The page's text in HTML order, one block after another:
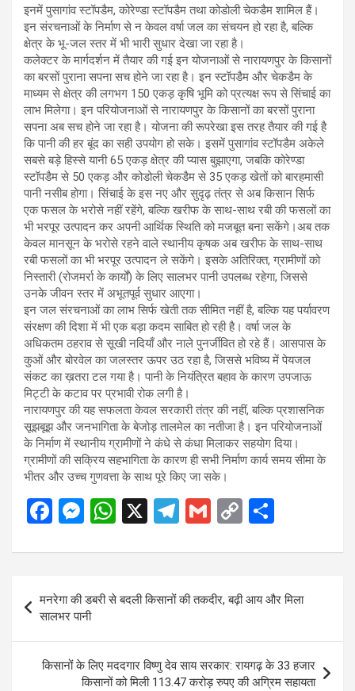
इनमें पुसागांव स्टॉपडैम, कोरेण्डा स्टॉपडैम तथा कोडोली चेकडैम शामिल हैं।
इन संरचनाओं के निर्माण से न केवल वर्षा जल का संचयन हो रहा है, बल्कि
क्षेत्र के भू-जल स्तर में भी भारी सुधार देखा जा रहा है।
कलेक्टर के मार्गदर्शन में तैयार की गई इन योजनाओं से नारायणपुर के किसानों
का बरसों पुराना सपना सच होने जा रहा है। इन स्टॉपडैम और चेकडैम के
माध्यम से क्षेत्र की लगभग 150 एकड़ कृषि भूमि को प्रत्यक्ष रूप से सिंचाई का
लाभ मिलेगा। इन परियोजनाओं से नारायणपुर के किसानों का बरसों पुराना
सपना अब सच होने जा रहा है। ​योजना की रूपरेखा इस तरह तैयार की गई है
कि पानी की हर बूंद का सही उपयोग हो सके। इसमें पुसागांव स्टॉपडैम अकेले
सबसे बड़े हिस्से यानी 65 एकड़ क्षेत्र की प्यास बुझाएगा, जबकि कोरेण्डा
स्टॉपडैम से 50 एकड़ और कोडोली चेकडैम से 35 एकड़ खेतों को बारहमासी
पानी नसीब होगा। सिंचाई के इस नए और सुदृढ़ तंत्र से अब किसान सिर्फ
एक फसल के भरोसे नहीं रहेंगे, बल्कि खरीफ के साथ-साथ रबी की फसलों का
भी भरपूर उत्पादन कर अपनी आर्थिक स्थिति को मजबूत बना सकेंगे।अब तक
केवल मानसून के भरोसे रहने वाले स्थानीय कृषक अब खरीफ के साथ-साथ
रबी फसलों का भी भरपूर उत्पादन ले सकेंगे। इसके अतिरिक्त, ग्रामीणों को
निस्तारी (रोजमर्रा के कार्यों) के लिए सालभर पानी उपलब्ध रहेगा, जिससे
उनके जीवन स्तर में अभूतपूर्व सुधार आएगा।
​इन जल संरचनाओं का लाभ सिर्फ खेती तक सीमित नहीं है, बल्कि यह पर्यावरण
संरक्षण की दिशा में भी एक बड़ा कदम साबित हो रही है। वर्षा जल के
अधिकतम ठहराव से सूखी नदियाँ और नाले पुनर्जीवित हो रहे हैं। आसपास के
कुओं और बोरवेल का जलस्तर ऊपर उठ रहा है, जिससे भविष्य में पेयजल
संकट का ख़तरा टल गया है। पानी के नियंत्रित बहाव के कारण उपजाऊ
मिट्टी के कटाव पर प्रभावी रोक लगी है।
​नारायणपुर की यह सफलता केवल सरकारी तंत्र की नहीं, बल्कि प्रशासनिक
सूझबूझ और जनभागिता के बेजोड़ तालमेल का नतीजा है। ​इन परियोजनाओं
के निर्माण में स्थानीय ग्रामीणों ने कंधे से कंधा मिलाकर सहयोग दिया।
ग्रामीणों की सक्रिय सहभागिता के कारण ही सभी निर्माण कार्य समय सीमा के
भीतर और उच्च गुणवत्ता के साथ पूरे किए जा सके।
F
ce
b
o
o
k
M
se
g
er
W
at
A
p
p
X
T
e
gr
a
m
G
ail
C
py
n
k
ar
e
navigation
मनरेगा की डबरी से बदली किसानों की तकदीर, बढ़ी आय और मिला
सालभर पानी
किसानों के लिए मददगार विष्णु देव साय सरकार: रायगढ़ के 33 हजार
किसानों को मिली 113.47 करोड़ रुपए की अग्रिम सहायता